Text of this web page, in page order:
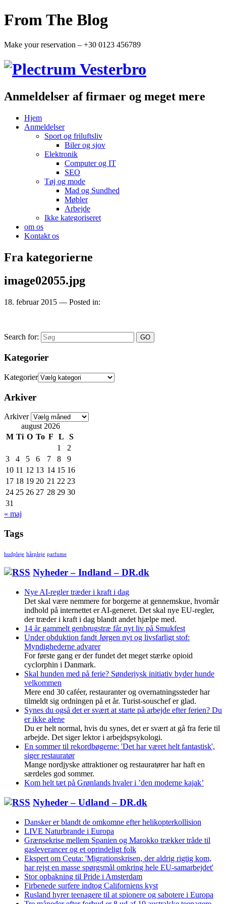
From The Blog
Make your reservation – +30 0123 456789
Anmeldelser af firmaer og meget mere
Hjem
Anmeldelser
Sport og friluftsliv
Biler og sjov
Elektronik
Computer og IT
SEO
Tøj og mode
Mad og Sundhed
Møbler
Arbejde
Ikke kategoriseret
om os
Kontakt os
Fra kategorierne
image02055.jpg
18. februar 2015 — Posted in:
Search for:
Kategorier
Kategorier
Arkiver
Arkiver
august 2026
M Ti O To F L
S
1
2
3
4 5 6 7 8
9
10 11 12 13 14 15 16
17 18 19 20 21 22 23
24 25 26 27 28 29 30
31
« maj
Tags
hudpleje hårpleje parfume
Nyheder – Indland – DR.dk
Nye AI-regler træder i kraft i dag
Det skal være nemmere for borgerne at gennemskue, hvornår
indhold på internettet er AI-generet. Det skal nye EU-regler,
der træder i kraft i dag blandt andet hjælpe med.
14 år gammelt genbrugstræ får nyt liv på Smukfest
Under obduktion fandt Jørgen nyt og livsfarligt stof:
Myndighederne advarer
For første gang er der fundet det meget stærke opioid
cyclorphin i Danmark.
Skal hunden med på ferie? Sønderjysk initiativ byder hunde
velkommen
Mere end 30 caféer, restauranter og overnatningssteder har
tilmeldt sig ordningen på et år. Turist-souschef er glad.
Synes du også det er svært at starte på arbejde efter ferien? Du
er ikke alene
Du er helt normal, hvis du synes, det er svært at gå fra ferie til
arbejde. Det siger lektor i arbejdspsykologi.
En sommer til rekordbøgerne: 'Det har været helt fantastisk',
siger restauratør
Mange nordjyske attraktioner og restauratører har haft en
særdeles god sommer.
Kom helt tæt på Grønlands hvaler i ’den moderne kajak’
Nyheder – Udland – DR.dk
Dansker er blandt de omkomne efter helikopterkollision
LIVE Naturbrande i Europa
Grænsekrise mellem Spanien og Marokko trækker tråde til
gasleverancer og et oprindeligt folk
Ekspert om Ceuta: 'Migrationskrisen, der aldrig rigtig kom,
har rejst en masse spørgsmål omkring hele EU-samarbejdet'
Stor opbakning til Pride i Amsterdam
Firbenede surfere indtog Californiens kyst
Rusland hyrer teenagere til at spionere og sabotere i Europa